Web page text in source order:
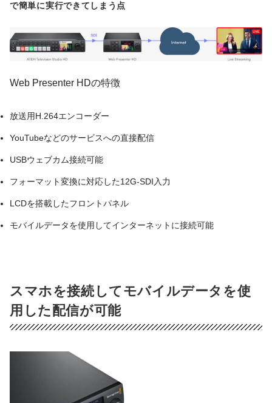
で簡単に実行できてしまう点
Web Presenter HDの特徴
放送用H.264エンコーダー
YouTubeなどのサービスへの直接配信
USBウェブカム接続可能
フォーマット変換に対応した12G-SDI入力
LCDを搭載したフロントパネル
モバイルデータを使用してインターネットに接続可能
スマホを接続してモバイルデータを使
用した配信が可能